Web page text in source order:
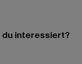
interessiert?